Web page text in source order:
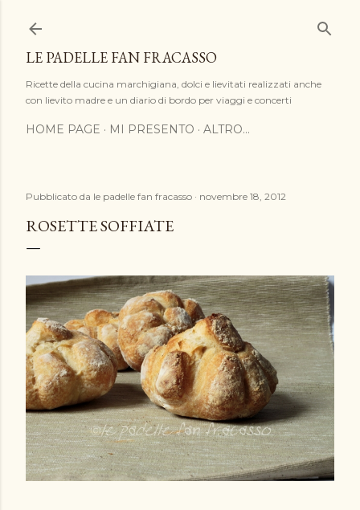
LE PADELLE FAN FRACASSO
Ricette della cucina marchigiana, dolci e lievitati realizzati anche
con lievito madre e un diario di bordo per viaggi e concerti
HOME PAGE MI PRESENTO ALTRO…
Pubblicato da le padelle fan fracasso novembre 18, 2012
ROSETTE SOFFIATE